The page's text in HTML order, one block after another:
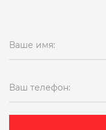
Ваше имя:
Ваш телефон: